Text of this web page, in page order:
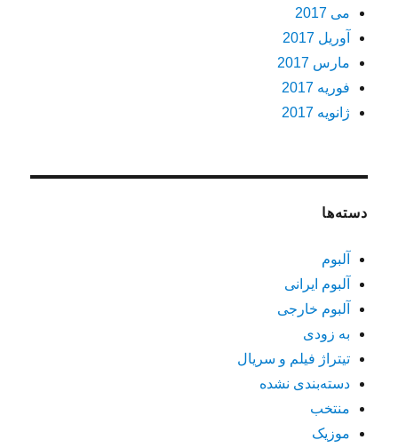
می 2017
آوریل 2017
مارس 2017
فوریه 2017
ژانویه 2017
دسته‌ها
آلبوم
آلبوم ایرانی
آلبوم خارجی
به زودی
تیتراژ فیلم و سریال
دسته‌بندی نشده
منتخب
موزیک